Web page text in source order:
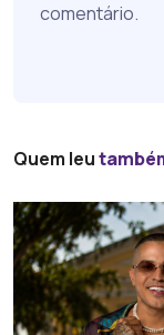
comentário.
Quem leu